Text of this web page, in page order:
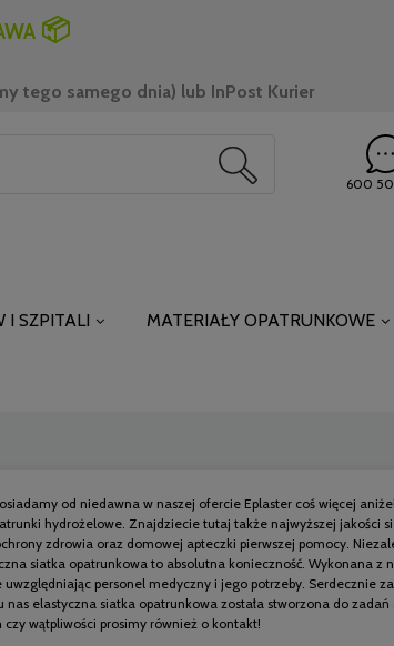
📦
tego samego dnia) lub InPost Kurier
600
I SZPITALI MATERIAŁY OPATRUNKOWE
od niedawna w naszej ofercie Eplaster coś więcej
hydrożelowe. Znajdziecie tutaj także najwyższej jakości
zdrowia oraz domowej apteczki pierwszej pomocy.
siatka opatrunkowa to absolutna konieczność. Wykonana z
personel medyczny i jego potrzeby. Serdecznie
elastyczna siatka opatrunkowa została stworzona do zadań
wątpliwości prosimy również o kontakt!